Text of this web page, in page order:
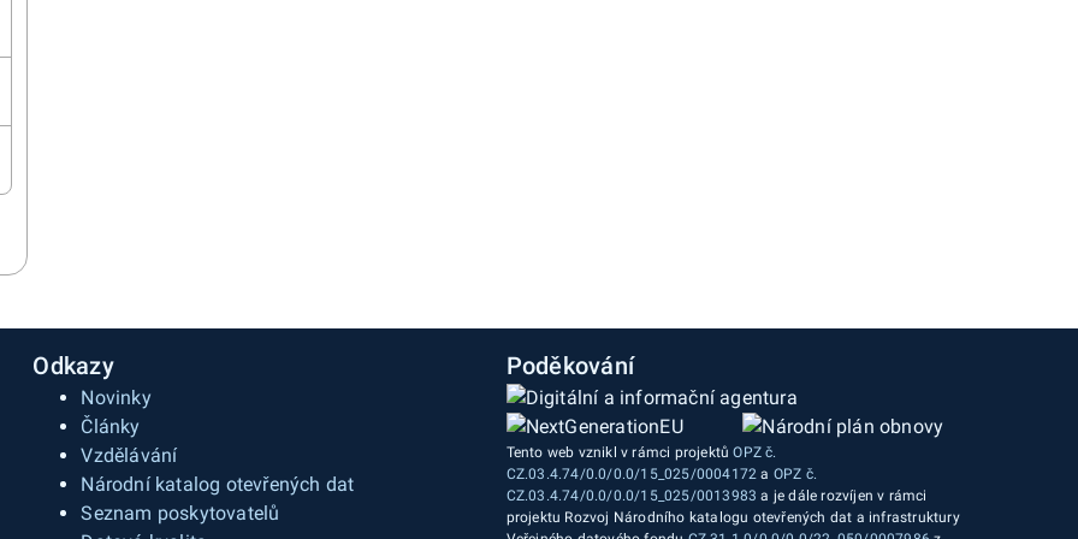
Odkazy
Novinky
Články
Vzdělávání
Národní katalog otevřených dat
Seznam poskytovatelů
Poděkování
Tento web vznikl v rámci projektůOPZ č.
CZ.03.4.74/0.0/0.0/15_025/0004172 a OPZ č.
CZ.03.4.74/0.0/0.0/15_025/0013983 a je dále rozvíjen v rámci
projektu Rozvoj Národního katalogu otevřených dat a infrastruktury